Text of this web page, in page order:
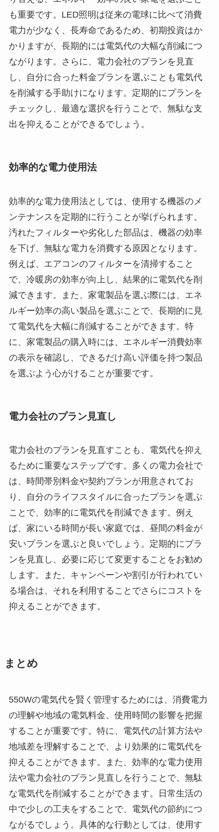
も重要です。LED照明は従来の電球に比べて消費
電力が少なく、長寿命であるため、初期投資はか
かりますが、長期的には電気代の大幅な削減につ
ながります。さらに、電力会社のプランを見直
し、自分に合った料金プランを選ぶことも電気代
を削減する手助けになります。定期的にプランを
チェックし、最適な選択を行うことで、無駄な支
出を抑えることができるでしょう。
効率的な電力使用法
効率的な電力使用法としては、使用する機器のメ
ンテナンスを定期的に行うことが挙げられます。
汚れたフィルターや劣化した部品は、機器の効率
を下げ、無駄な電力を消費する原因となります。
例えば、エアコンのフィルターを清掃すること
で、冷暖房の効率が向上し、結果的に電気代を削
減できます。また、家電製品を選ぶ際には、エネ
ルギー効率の高い製品を選ぶことで、長期的に見
て電気代を大幅に削減することができます。特
に、家電製品の購入時には、エネルギー消費効率
の表示を確認し、できるだけ高い評価を持つ製品
を選ぶよう心がけることが重要です。
電力会社のプラン見直し
電力会社のプランを見直すことも、電気代を抑え
るために重要なステップです。多くの電力会社で
は、時間帯別料金や契約プランが用意されてお
り、自分のライフスタイルに合ったプランを選ぶ
ことで、効率的に電気代を削減できます。例え
ば、家にいる時間が長い家庭では、昼間の料金が
安いプランを選ぶと良いでしょう。定期的にプラ
ンを見直し、必要に応じて変更することをお勧め
します。また、キャンペーンや割引が行われてい
る場合は、それを利用することでさらにコストを
抑えることができます。
まとめ
550Wの電気代を賢く管理するためには、消費電力
の理解や地域の電気料金、使用時間の影響を把握
することが重要です。特に、電気代の計算方法や
地域差を理解することで、より効果的に電気代を
抑えることができます。また、効率的な電力使用
法や電力会社のプラン見直しを行うことで、無駄
な電気代を削減することができます。日常生活の
中で少しの工夫をすることで、電気代の節約につ
ながるでしょう。具体的な行動としては、使用す